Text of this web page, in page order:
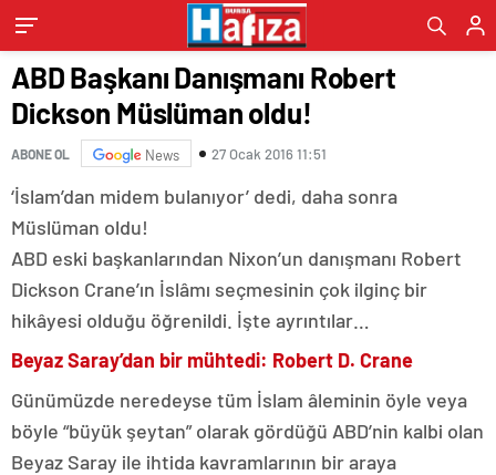
ABD Başkanı Danışmanı Robert
Dickson Müslüman oldu!
ABONE OL News 27 Ocak 2016 11:51
‘İslam’dan midem bulanıyor’ dedi, daha sonra
Müslüman oldu!
ABD eski başkanlarından Nixon’un danışmanı Robert
Dickson Crane’ın İslâmı seçmesinin çok ilginç bir
hikâyesi olduğu öğrenildi. İşte ayrıntılar…
Beyaz Saray’dan bir mühtedi: Robert D. Crane
Günümüzde neredeyse tüm İslam âleminin öyle veya
böyle “büyük şeytan” olarak gördüğü ABD’nin kalbi olan
Beyaz Saray ile ihtida kavramlarının bir araya